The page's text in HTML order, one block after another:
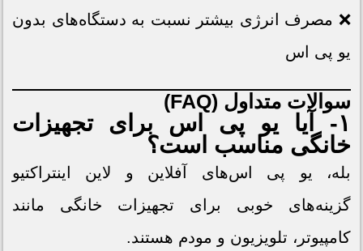
❌ مصرف انرژی بیشتر نسبت به دستگاه‌های بدون
یو پی اس
سوالات متداول (FAQ)
۱- آیا یو پی اس برای تجهیزات
خانگی مناسب است؟
بله، یو پی اس‌های آفلاین و لاین اینتراکتیو
گزینه‌های خوبی برای تجهیزات خانگی مانند
کامپیوتر، تلویزیون و مودم هستند.